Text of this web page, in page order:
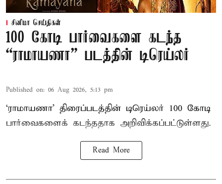
சினிமா செய்திகள்
100 கோடி பார்வைகளை கடந்த
“ராமாயணா” படத்தின் டிரெய்லர்
Published on: 06 Aug 2026, 5:13 pm
‘ராமாயணா’ திரைப்படத்தின் டிரெய்லர் 100 கோடி
பார்வைகளைக் கடந்ததாக அறிவிக்கப்பட்டுள்ளது.
Read More